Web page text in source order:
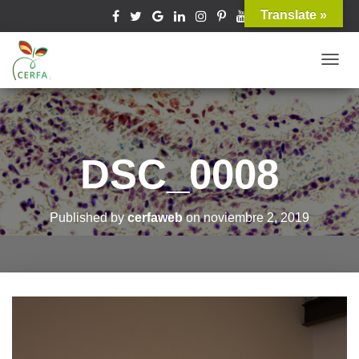
O
G
G
L
E
A
V
G
A
DSC_0008
Published bycerfawebonnoviembre 2, 2019
Translate »